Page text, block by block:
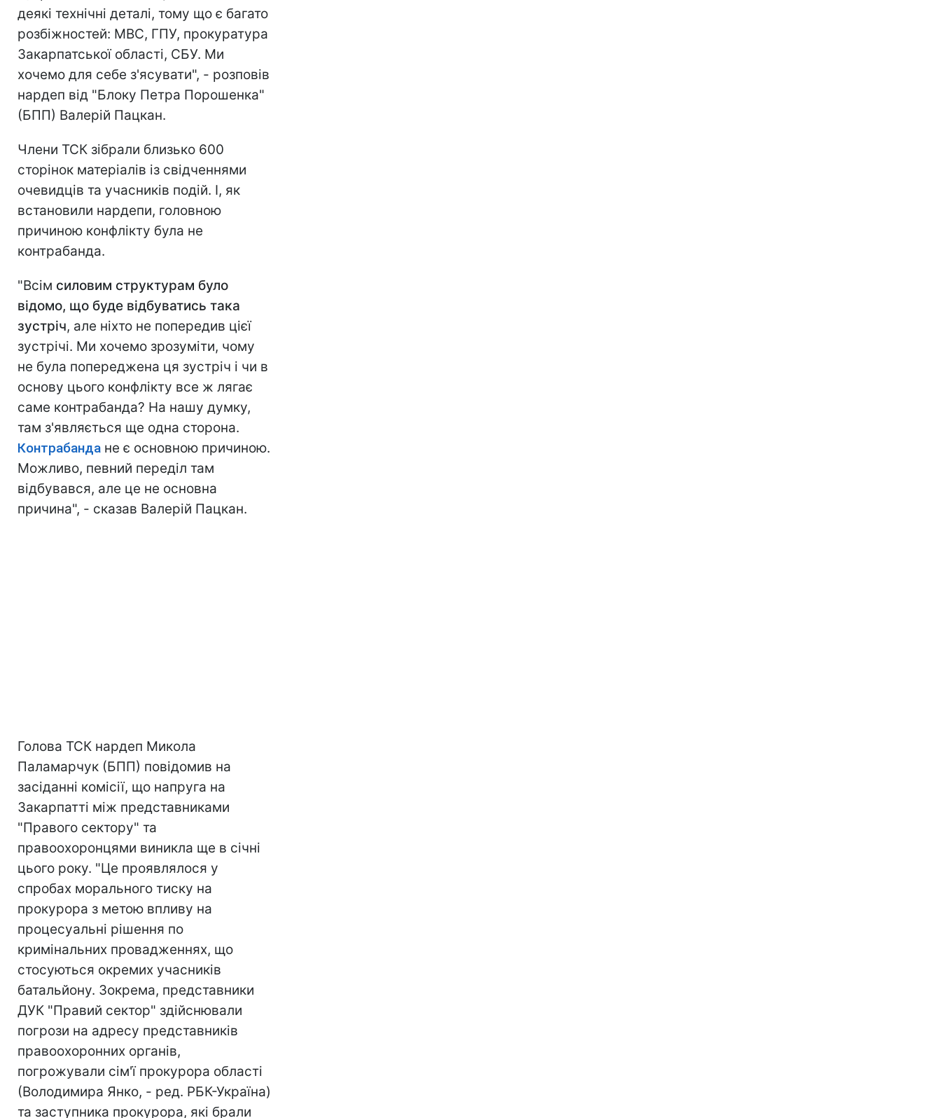
деякі технічні деталі, тому що є багато
розбіжностей: МВС, ГПУ, прокуратура
Закарпатської області, СБУ. Ми
хочемо для себе з'ясувати", - розповів
нардеп від "Блоку Петра Порошенка"
(БПП) Валерій Пацкан.
Члени ТСК зібрали близько 600
сторінок матеріалів із свідченнями
очевидців та учасників подій. І, як
встановили нардепи, головною
причиною конфлікту була не
контрабанда.
"Всім силовим структурам було
відомо, що буде відбуватись така
зустріч, але ніхто не попередив цієї
зустрічі. Ми хочемо зрозуміти, чому
не була попереджена ця зустріч і чи в
основу цього конфлікту все ж лягає
саме контрабанда? На нашу думку,
там з'являється ще одна сторона.
Контрабанда не є основною причиною.
Можливо, певний переділ там
відбувався, але це не основна
причина", - сказав Валерій Пацкан.
Голова ТСК нардеп Микола
Паламарчук (БПП) повідомив на
засіданні комісії, що напруга на
Закарпатті між представниками
"Правого сектору" та
правоохоронцями виникла ще в січні
цього року. "Це проявлялося у
спробах морального тиску на
прокурора з метою впливу на
процесуальні рішення по
кримінальних провадженнях, що
стосуються окремих учасників
батальйону. Зокрема, представники
ДУК "Правий сектор" здійснювали
погрози на адресу представників
правоохоронних органів,
погрожували сім'ї прокурора області
(Володимира Янко, - ред. РБК-Україна)
та заступника прокурора, які брали